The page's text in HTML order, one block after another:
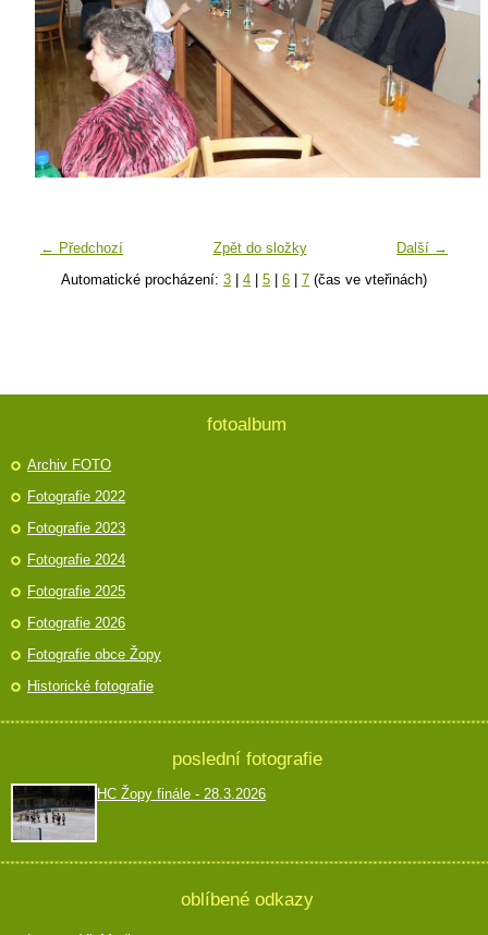
← Předchozí Další →
Zpět do složky
Automatické procházení: 3 | 4 | 5 | 6 | 7 (čas ve vteřinách)
fotoalbum
Archiv FOTO
Fotografie 2022
Fotografie 2023
Fotografie 2024
Fotografie 2025
Fotografie 2026
Fotografie obce Žopy
Historické fotografie
poslední fotografie
HC Žopy finále - 28.3.2026
oblíbené odkazy